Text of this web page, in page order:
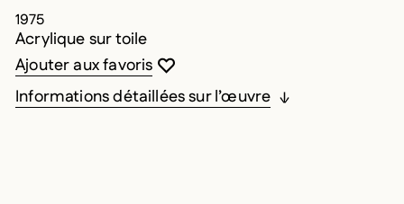
1975
Acrylique sur toile
Vous devez être connecté pour ajouter
Fermer la modale
Ouvrir la modale
Ajouter aux favoris
Informations détaillées sur l’œuvre